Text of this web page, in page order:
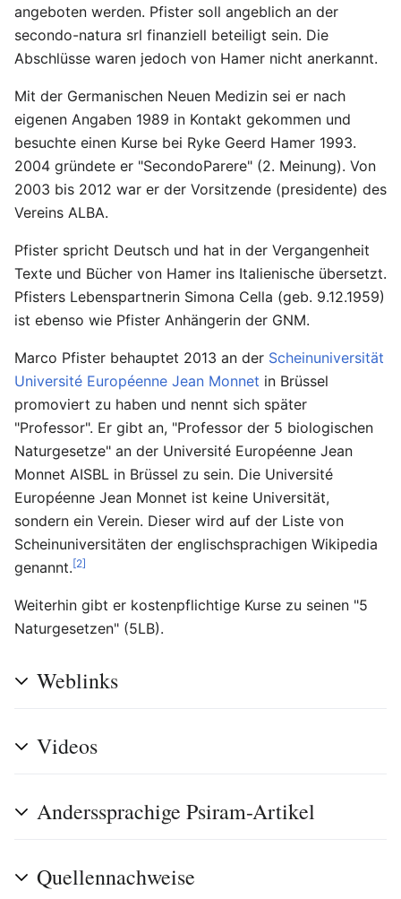
angeboten werden. Pfister soll angeblich an der
secondo-natura srl finanziell beteiligt sein. Die
Abschlüsse waren jedoch von Hamer nicht anerkannt.
Mit der Germanischen Neuen Medizin sei er nach
eigenen Angaben 1989 in Kontakt gekommen und
besuchte einen Kurse bei Ryke Geerd Hamer 1993.
2004 gründete er "SecondoParere" (2. Meinung). Von
2003 bis 2012 war er der Vorsitzende (presidente) des
Vereins ALBA.
Pfister spricht Deutsch und hat in der Vergangenheit
Texte und Bücher von Hamer ins Italienische übersetzt.
Pfisters Lebenspartnerin Simona Cella (geb. 9.12.1959)
ist ebenso wie Pfister Anhängerin der GNM.
Marco Pfister behauptet 2013 an der Scheinuniversität
Université Européenne Jean Monnet in Brüssel
promoviert zu haben und nennt sich später
"Professor". Er gibt an, "Professor der 5 biologischen
Naturgesetze" an der Université Européenne Jean
Monnet AISBL in Brüssel zu sein. Die Université
Européenne Jean Monnet ist keine Universität,
sondern ein Verein. Dieser wird auf der Liste von
Scheinuniversitäten der englischsprachigen Wikipedia
genannt.[2]
Weiterhin gibt er kostenpflichtige Kurse zu seinen "5
Naturgesetzen" (5LB).
Weblinks
Videos
Anderssprachige Psiram-Artikel
Quellennachweise